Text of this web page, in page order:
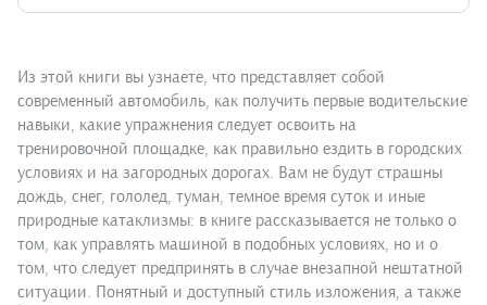
Из этой книги вы узнаете, что представляет собой
современный автомобиль, как получить первые водительские
навыки, какие упражнения следует освоить на
тренировочной площадке, как правильно ездить в городских
условиях и на загородных дорогах. Вам не будут страшны
дождь, снег, гололед, туман, темное время суток и иные
природные катаклизмы: в книге рассказывается не только о
том, как управлять машиной в подобных условиях, но и о
том, что следует предпринять в случае внезапной нештатной
ситуации. Понятный и доступный стиль изложения, а также